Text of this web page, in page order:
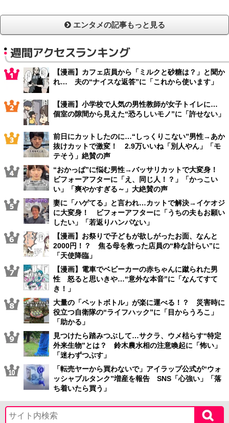
エンタメの記事もっと見る
週間アクセスランキング
【漫画】カフェ店員から「ミルクと砂糖は？」と聞か
れ… 夫の“ナイスな返答”に「これから使います」
【漫画】小学校で人気の男性教師が女子トイレに…
個室の隙間から見えた“恐ろしいモノ”に「許せない」
前日にカットしたのに…“しっくりこない”男性→あか
抜けカットで激変！ 2.9万いいね「別人やん」「モ
テそう」絶賛の声
“おかっぱ”に悩む男性→バッサリカットで大変身！
ビフォーアフターに「え、同じ人！？」「かっこい
い」「爽やかすぎる～」大絶賛の声
妻に「ハゲてる」と言われ…カットで解決→イケオジ
に大変身！ ビフォーアフターに「うちの夫もお願い
したい」「若返りハンパない」
【漫画】お祭りで子どもが欲しがったお面、なんと
2000円！？ 焦る母を救った店員の“粋な計らい”に
「天使降臨」
【漫画】電車でベビーカーの赤ちゃんに蹴られた男
性 怒ると思いきや…“意外な本音”に「なんてすて
き！」
大量の「ペットボトル」が楽に運べる！？ 災害時に
役立つ自衛隊の“ライフハック”に「目からうろこ」
「助かる」
見つけたら踏みつぶして…サクラ、ウメ枯らす“特定
外来生物”とは？ 鈴木農水相の注意喚起に「怖い」
「迷わずつぶす」
「転売ヤーから買わないで」アイラップ公式が“ウォ
ッシャブルタンク”増産を報告 SNS「心強い」「落
ち着いたら買う」